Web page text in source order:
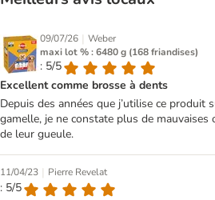
09/07/26 | Weber
maxi lot % : 6480 g (168 friandises)
: 5/5
Excellent comme brosse à dents
Depuis des années que j’utilise ce produit
gamelle, je ne constate plus de mauvaises
de leur gueule.
11/04/23 | Pierre Revelat
: 5/5